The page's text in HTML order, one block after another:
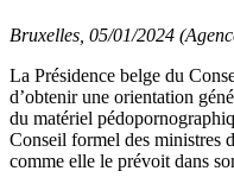
Bruxelles, 05/01/2024
La Présidence belge du
d’obtenir une orientation
du matériel
Conseil formel des ministres
comme elle le prévoit dans